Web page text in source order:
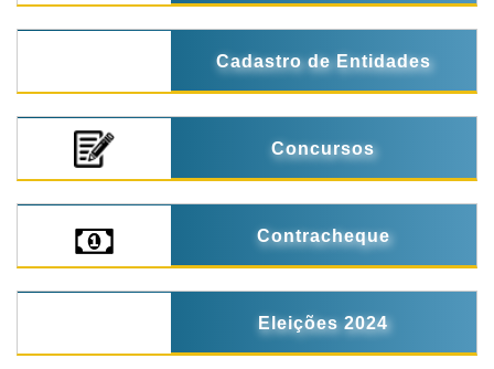
Cadastro de Entidades
Concursos
Contracheque
Eleições 2024